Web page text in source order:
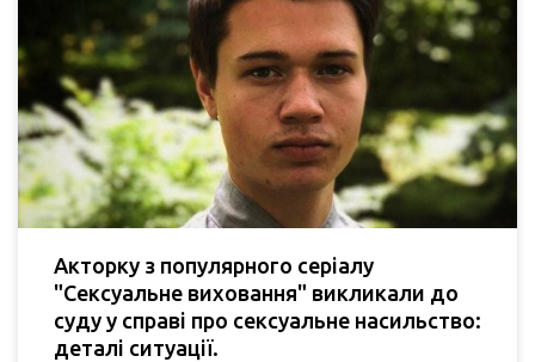
Акторку з популярного серіалу
"Сексуальне виховання" викликали до
суду у справі про сексуальне насильство:
деталі ситуації.